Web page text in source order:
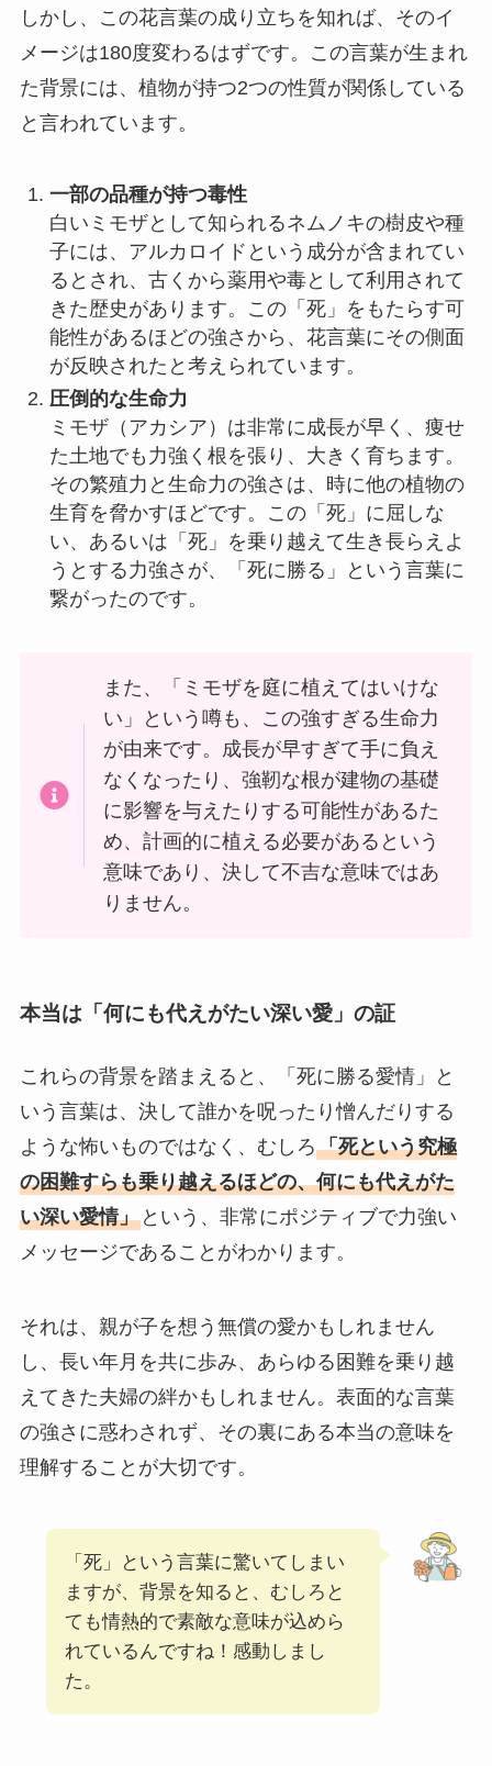
しかし、この花言葉の成り立ちを知れば、そのイ
メージは180度変わるはずです。この言葉が生まれ
た背景には、植物が持つ2つの性質が関係している
と言われています。
一部の品種が持つ毒性
白いミモザとして知られるネムノキの樹皮や種
子には、アルカロイドという成分が含まれてい
るとされ、古くから薬用や毒として利用されて
きた歴史があります。この「死」をもたらす可
能性があるほどの強さから、花言葉にその側面
が反映されたと考えられています。
圧倒的な生命力
ミモザ（アカシア）は非常に成長が早く、痩せ
た土地でも力強く根を張り、大きく育ちます。
その繁殖力と生命力の強さは、時に他の植物の
生育を脅かすほどです。この「死」に屈しな
い、あるいは「死」を乗り越えて生き長らえよ
うとする力強さが、「死に勝る」という言葉に
繋がったのです。
また、「ミモザを庭に植えてはいけな
い」という噂も、この強すぎる生命力
が由来です。成長が早すぎて手に負え
なくなったり、強靭な根が建物の基礎
に影響を与えたりする可能性があるた
め、計画的に植える必要があるという
意味であり、決して不吉な意味ではあ
りません。
本当は「何にも代えがたい深い愛」の証
これらの背景を踏まえると、「死に勝る愛情」と
いう言葉は、決して誰かを呪ったり憎んだりする
ような怖いものではなく、むしろ「死という究極
の困難すらも乗り越えるほどの、何にも代えがた
い深い愛情」という、非常にポジティブで力強い
メッセージであることがわかります。
それは、親が子を想う無償の愛かもしれません
し、長い年月を共に歩み、あらゆる困難を乗り越
えてきた夫婦の絆かもしれません。表面的な言葉
の強さに惑わされず、その裏にある本当の意味を
理解することが大切です。
「死」という言葉に驚いてしまい
ますが、背景を知ると、むしろと
ても情熱的で素敵な意味が込めら
れているんですね！感動しまし
た。